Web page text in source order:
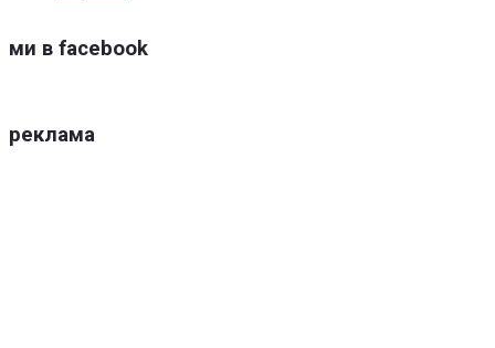
ми в facebook
реклама